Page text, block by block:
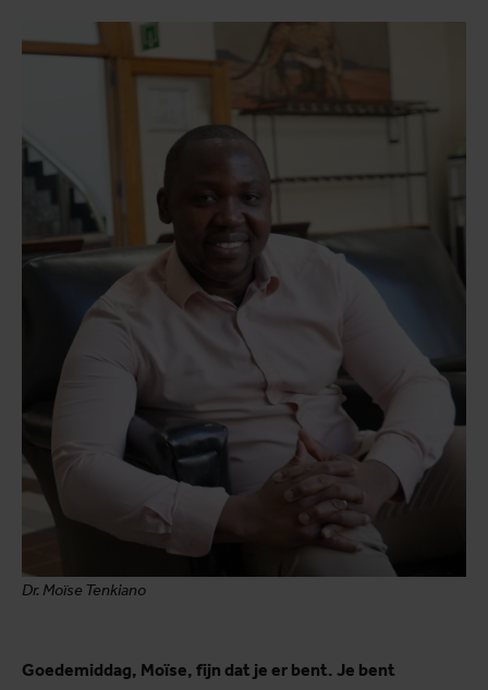
Dr. Moïse Tenkiano
Goedemiddag, Moïse, fijn dat je er bent. Je bent